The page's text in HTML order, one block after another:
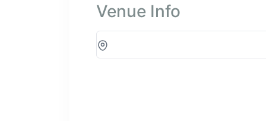
Venue Info